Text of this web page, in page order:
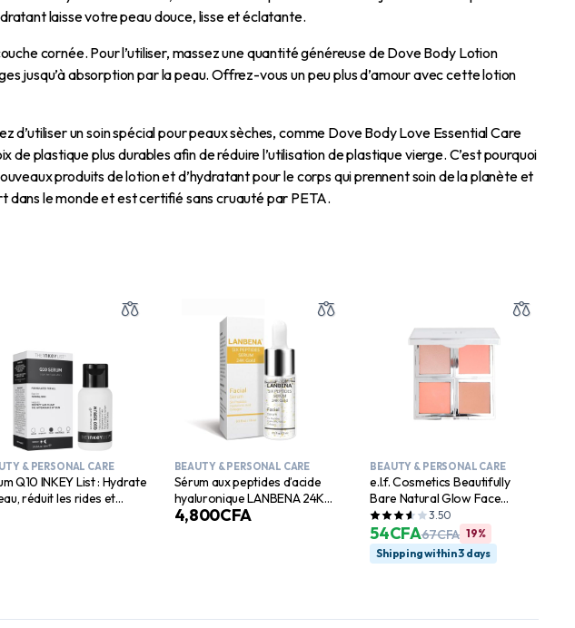
laisse votre peau douce, lisse et éclatante.
cornée. Pour l’utiliser, massez une quantité généreuse de Dove Body Lotion
jusqu’à absorption par la peau. Offrez-vous un peu plus d’amour avec cette lotion
un soin spécial pour peaux sèches, comme Dove Body Love Essential Care
plastique plus durables afin de réduire l’utilisation de plastique vierge. C’est pourquoi
produits de lotion et d’hydratant pour le corps qui prennent soin de la planète et
dans le monde et est certifié sans cruauté par PETA.
& PERSONAL CARE
Q10 INKEY List : Hydrate
réduit les rides et
BEAUTY & PERSONAL CARE
Sérum aux peptides d’acide
hyaluronique LANBENA 24K
Gold | Essence anti-âge, anti-
4,800CFA
BEAUTY & PERSONAL CARE
e.l.f. Cosmetics Beautifully
Bare Natural Glow Face
Palette
3.50
67CFA
54CFA
19%
Shipping within 3 days